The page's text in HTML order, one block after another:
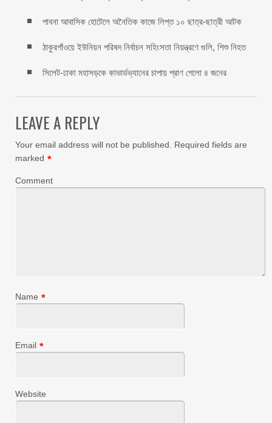
পাবনা আবাসিক হোটেলে অনৈতিক কাজে লিপ্ত ১০ ছাত্র-ছাত্রী আটক
ঠাকুরগাঁওয়ে ইউনিয়ন পরিষদ নির্বাচন সহিংসতা নিয়ন্ত্রণে গুলি, শিশু নিহত
সিলেট-ঢাকা মহাসড়কে কাভার্ডভ্যানের চাপায় প্রাণ গেলো ৪ জনের
LEAVE A REPLY
Your email address will not be published.
Required fields are
marked *
Comment
Name *
Email *
Website